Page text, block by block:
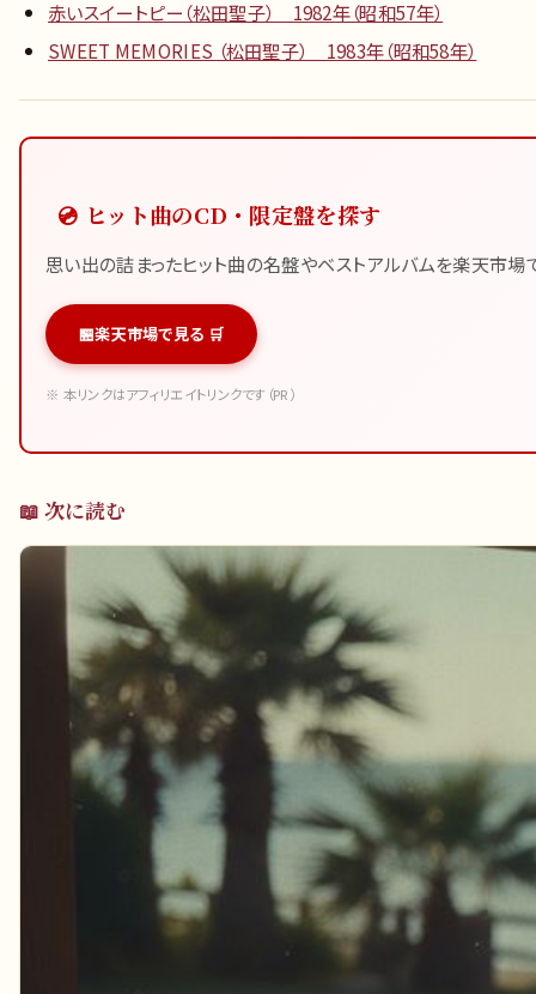
赤いスイートピー（松田聖子） 1982年（昭和57年）
SWEET MEMORIES （松田聖子） 1983年（昭和58年）
💿 ヒット曲のCD・限定盤を探す
思い出の詰まったヒット曲の名盤やベストアルバムを楽天市場で
楽天市場で見る 🛒
※ 本リンクはアフィリエイトリンクです（PR）
📖 次に読む